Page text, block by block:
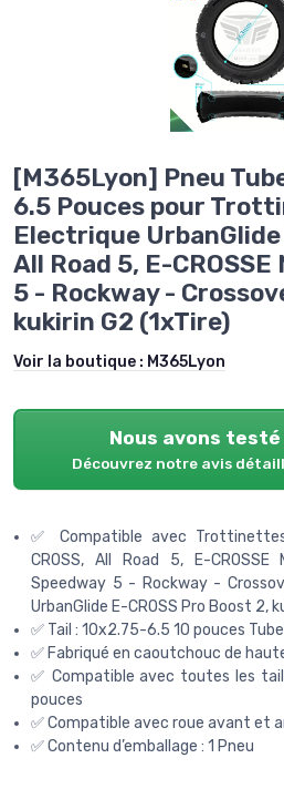
[M365Lyon] Pneu
6.5 Pouces pour
Electrique UrbanGlide
All Road 5, E-
5 - Rockway -
kukirin G2 (1xTire)
Voir la boutique : M365Lyon
Nous avons
Découvrez notre avis
✅ Compatible avec
CROSS, All Road 5, E-CROSSE
Speedway 5 - Rockway -
UrbanGlide E-CROSS Pro Boost 2,
✅ Tail : 10x2.75-6.5 10 pouces
✅ Fabriqué en caoutchouc de
✅ Compatible avec toutes les
pouces
✅ Compatible avec roue avant et
✅ Contenu d’emballage : 1 Pneu